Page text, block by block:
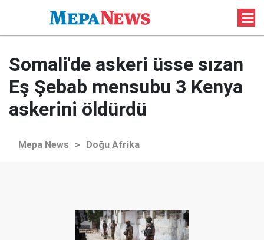
Somali'de askeri üsse sızan
Eş Şebab mensubu 3 Kenya
askerini öldürdü
Mepa News > Doğu Afrika